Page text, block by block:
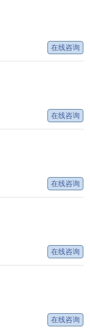
在线咨询
在线咨询
在线咨询
在线咨询
在线咨询